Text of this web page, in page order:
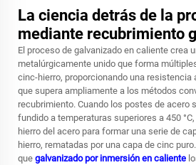
La ciencia detrás de la
mediante recubrimiento
El proceso de galvanizado en caliente crea
metalúrgicamente unido que forma
cinc-hierro, proporcionando una resistencia
que supera ampliamente a los métodos
recubrimiento. Cuando los postes de acero
fundido a temperaturas superiores a 450
hierro del acero para formar una serie de
hierro, rematadas por una capa de cinc
que galvanizado por inmersión en caliente